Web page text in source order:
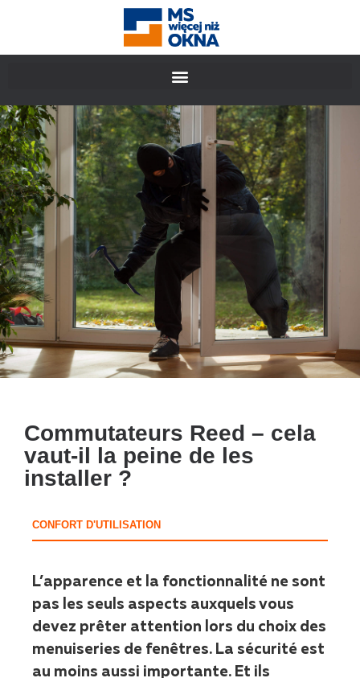
Commutateurs Reed – cela
vaut-il la peine de les
installer ?
CONFORT D'UTILISATION
L’apparence et la fonctionnalité ne sont
pas les seuls aspects auxquels vous
devez prêter attention lors du choix des
menuiseries de fenêtres. La sécurité est
au moins aussi importante. Et ils